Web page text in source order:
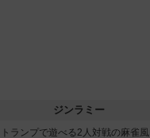
ジンラミー
トランプで遊べる2人対戦の麻雀風